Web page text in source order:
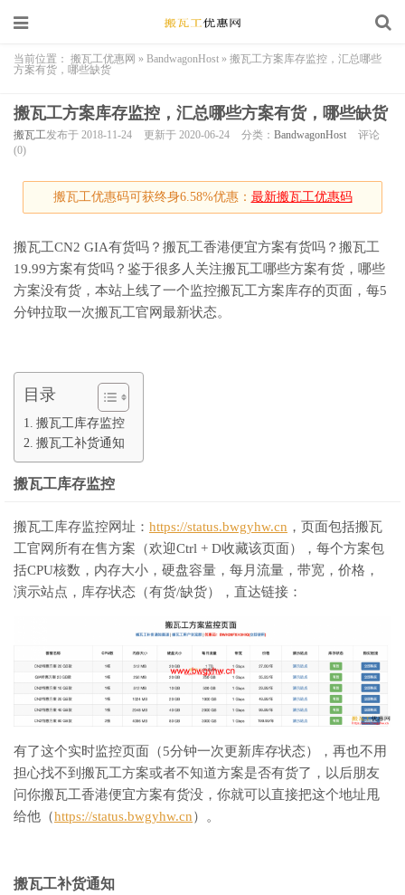
当前位置： 搬瓦工优惠网 » BandwagonHost » 搬瓦工方案库存监控，汇总哪些
方案有货，哪些缺货
搬瓦工方案库存监控，汇总哪些方案有货，哪些缺货
搬瓦工发布于 2018-11-24 更新于 2020-06-24 分类： BandwagonHost
评论
(0)
搬瓦工优惠码可获终身6.58%优惠： 最新搬瓦工优惠码
搬瓦工CN2 GIA有货吗？搬瓦工香港便宜方案有货吗？搬瓦工
19.99方案有货吗？鉴于很多人关注搬瓦工哪些方案有货，哪些
方案没有货，本站上线了一个监控搬瓦工方案库存的页面，每5
分钟拉取一次搬瓦工官网最新状态。
目录
搬瓦工库存监控
搬瓦工补货通知
搬瓦工库存监控
搬瓦工库存监控网址： https://status.bwgyhw.cn ，页面包括搬瓦
工官网所有在售方案（欢迎Ctrl + D收藏该页面），每个方案包
括CPU核数，内存大小，硬盘容量，每月流量，带宽，价格，
演示站点，库存状态（有货/缺货），直达链接：
有了这个实时监控页面（5分钟一次更新库存状态），再也不用
担心找不到搬瓦工方案或者不知道方案是否有货了，以后朋友
问你搬瓦工香港便宜方案有货没，你就可以直接把这个地址甩
给他（https://status.bwgyhw.cn）。
搬瓦工补货通知